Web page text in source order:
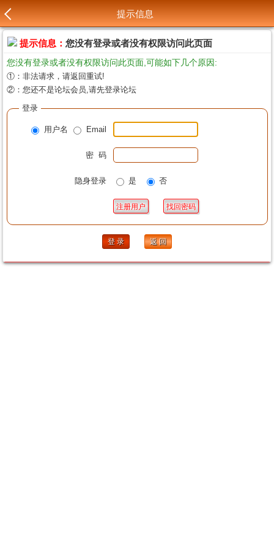
提示信息
提示信息： 您没有登录或者没有权限访问此页面
您没有登录或者没有权限访问此页面,可能如下几个原因:
①：非法请求，请返回重试!
②：您还不是论坛会员,请先登录论坛
登录
用户名 Email
密 码
隐身登录 是 否